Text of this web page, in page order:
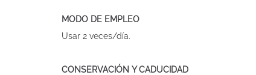
MODO DE EMPLEO
Usar 2 veces/día.
CONSERVACIÓN Y CADUCIDAD